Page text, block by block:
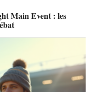
Main Event : les